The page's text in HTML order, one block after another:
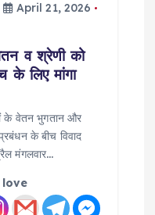
April 21, 2026
व श्रेणी को
के लिए मांगा
के वेतन भुगतान और
के बीच विवाद
मंगलवार…